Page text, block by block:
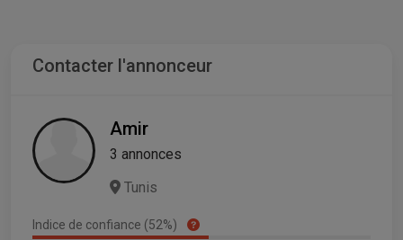
Contacter l'annonceur
Amir
3 annonces
Tunis
Indice de confiance (52%)